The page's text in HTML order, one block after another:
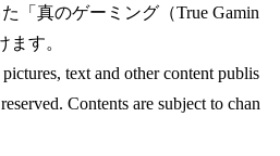
「真のゲーミング（True Gamin
ます。
text and other content publis
Contents are subject to chan